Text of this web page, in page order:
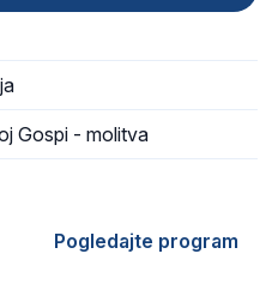
Gospi - molitva
Pogledajte program